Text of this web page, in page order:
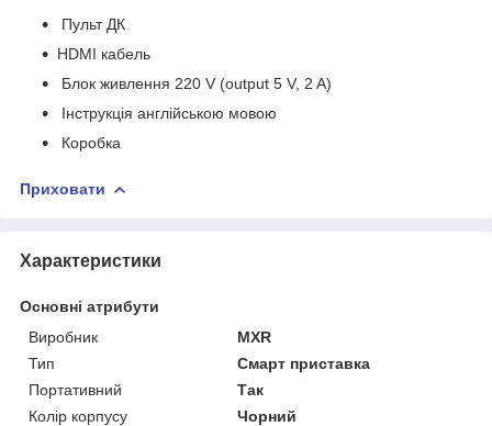
Пульт ДК
HDMI кабель
Блок живлення 220 V (output 5 V, 2 A)
Інструкція англійською мовою
Коробка
Приховати
Характеристики
Основні атрибути
Виробник
MXR
Тип
Смарт приставка
Портативний
Так
Колір корпусу
Чорний